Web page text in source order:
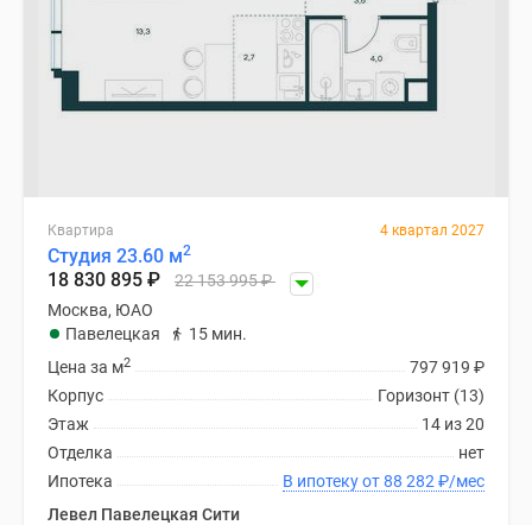
Квартира 4 квартал 2027
Студия 23.60 м2
18 830 895 ₽ 22 153 995₽
Москва, ЮАО
Павелецкая
15 мин.
797 919 ₽
Цена за м2
Горизонт (13)
Корпус
14 из 20
Этаж
нет
Отделка
В ипотеку от 88 282 ₽/мес
Ипотека
Левел Павелецкая Сити